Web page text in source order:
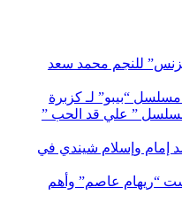
للنجم محمد سعد
“بيبو” لـ كزبرة
” علي قد الحب ”
إمام وإسلام شيندي في
“ريهام عاصم” وأهم